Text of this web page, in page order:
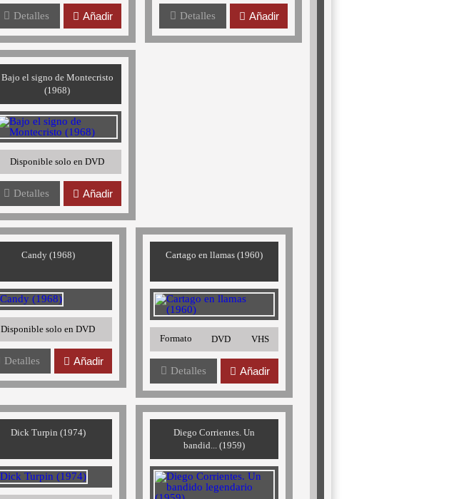
Detalles Añadir Detalles Añadir
Bajo el signo de Montecristo
(1968)
Disponible solo en DVD
Detalles Añadir
Candy (1968)
Disponible solo en DVD
Detalles Añadir
Cartago en llamas (1960)
Formato DVD VHS
Detalles Añadir
Dick Turpin (1974)
Diego Corrientes. Un
bandid... (1959)